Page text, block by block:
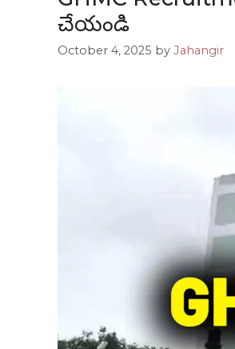
చేయండి
October 4, 2025 by Jahangir